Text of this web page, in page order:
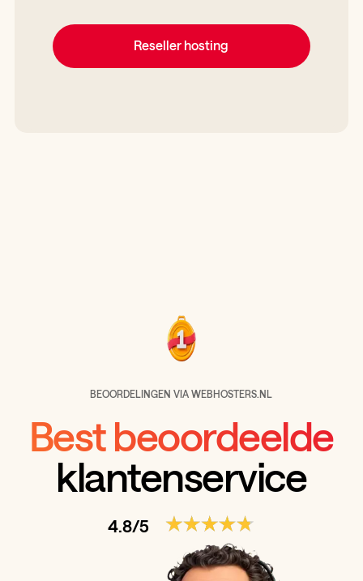
Reseller hosting
BEOORDELINGEN VIA WEBHOSTERS.NL
Best beoordeelde
klantenservice
4.8/5